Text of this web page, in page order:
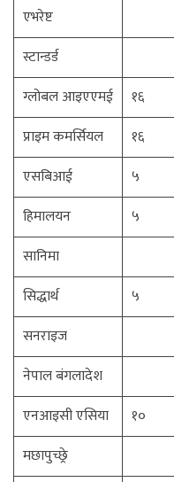
एभरेष्ट
स्टान्डर्ड
ग्लोबल आइएएमई
१६
प्राइम कमर्सियल
१६
एसबिआई
५
हिमालयन
५
सानिमा
सिद्धार्थ
५
सनराइज
नेपाल बंगलादेश
एनआइसी एसिया
१०
मछापुच्छ्रे